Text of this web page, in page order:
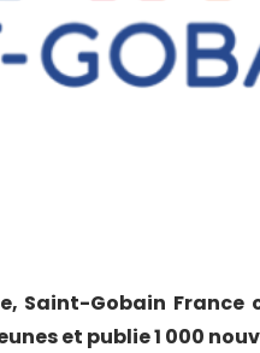
Saint-Gobain
et publie 1 000